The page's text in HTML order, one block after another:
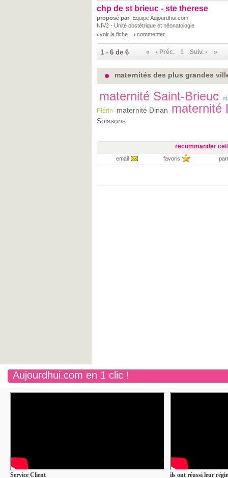
chp de st brieuc - ste therese
proposé par Equipe Aujourdhui.com
NIV2 - Unité obstétrique et néonatologie
voir la fiche
commenter
1 - 6 de 6 « ‹ Préc. 1 Suiv. › »
maternités des plus grandes
maternité Saint-Brieuc
Plérin
maternité Dinan maternité
Soissons
recommander
email favoris
Aujourdhui.com en 1 clic !
Service Client
ils ont réussi leur